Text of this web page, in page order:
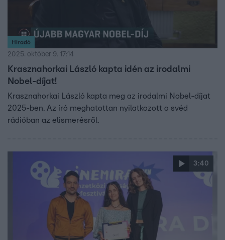
Híradó
2025. október 9. 17:14
Krasznahorkai László kapta idén az irodalmi
Nobel-díjat!
Krasznahorkai László kapta meg az irodalmi Nobel-díjat
2025-ben. Az író meghatottan nyilatkozott a svéd
rádióban az elismerésről.
3:40